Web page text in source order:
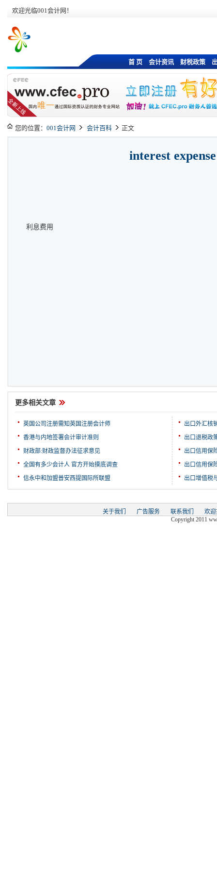
欢迎光临001会计网！
首 页 会计资讯 财税政策
您的位置： 001会计网 会计百科 正文
interest expense
利息费用
更多相关文章
英国公司注册需知英国注册会计师
香港与内地签署会计审计准则
财政部:财政监督办法征求意见
全国有多少会计人 官方开始摸底调查
信永中和加盟普安西提国际所联盟
出口外汇核
出口退税政
出口信用保
出口信用保
出口增值税
关于我们 广告服务 联系我们
欢
Copyright 2011